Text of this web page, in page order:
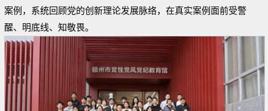
案例，系统回顾党的创新理论发展脉络，在真实案例面前受警
醒、明底线、知敬畏。